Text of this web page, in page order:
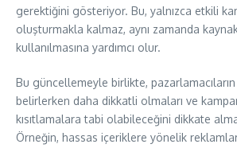
gerektiğini gösteriyor. Bu, yalnızca etkili
oluşturmakla kalmaz, aynı zamanda
kullanılmasına yardımcı olur.
Bu güncellemeyle birlikte,
belirlerken daha dikkatli olmaları ve
kısıtlamalara tabi olabileceğini dikkate
Örneğin, hassas içeriklere yönelik